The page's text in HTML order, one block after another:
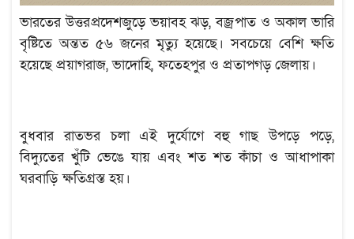
ভারতের উত্তরপ্রদেশজুড়ে ভয়াবহ ঝড়, বজ্রপাত ও অকাল ভারি
বৃষ্টিতে অন্তত ৫৬ জনের মৃত্যু হয়েছে। সবচেয়ে বেশি ক্ষতি
হয়েছে প্রয়াগরাজ, ভাদোহি, ফতেহপুর ও প্রতাপগড় জেলায়।
বুধবার রাতভর চলা এই দুর্যোগে বহু গাছ উপড়ে পড়ে,
বিদ্যুতের খুঁটি ভেঙে যায় এবং শত শত কাঁচা ও আধাপাকা
ঘরবাড়ি ক্ষতিগ্রস্ত হয়।